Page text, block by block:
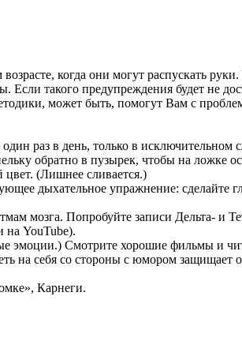
когда они могут распускать
такого предупреждения будет не
может быть, помогут Вам с
раз в день, только в исключительном
обратно в пузырек, чтобы на
(Лишнее сливается.)
дыхательное упражнение: сделайте
мозга. Попробуйте записи Дельта-
на YouTube).
эмоции.) Смотрите хорошие фильмы и
на себя со стороны с юмором защищает
Карнеги.